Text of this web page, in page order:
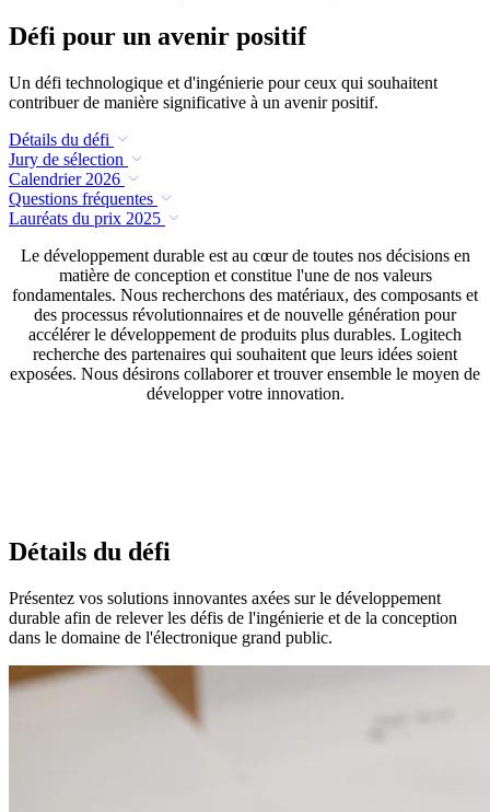
Défi pour un avenir positif
Un défi technologique et d'ingénierie pour ceux qui souhaitent
contribuer de manière significative à un avenir positif.
Détails du défi
Jury de sélection
Calendrier 2026
Questions fréquentes
Lauréats du prix 2025
Le développement durable est au cœur de toutes nos décisions en
matière de conception et constitue l'une de nos valeurs
fondamentales. Nous recherchons des matériaux, des composants et
des processus révolutionnaires et de nouvelle génération pour
accélérer le développement de produits plus durables. Logitech
recherche des partenaires qui souhaitent que leurs idées soient
exposées. Nous désirons collaborer et trouver ensemble le moyen de
développer votre innovation.
Détails du défi
Présentez vos solutions innovantes axées sur le développement
durable afin de relever les défis de l'ingénierie et de la conception
dans le domaine de l'électronique grand public.